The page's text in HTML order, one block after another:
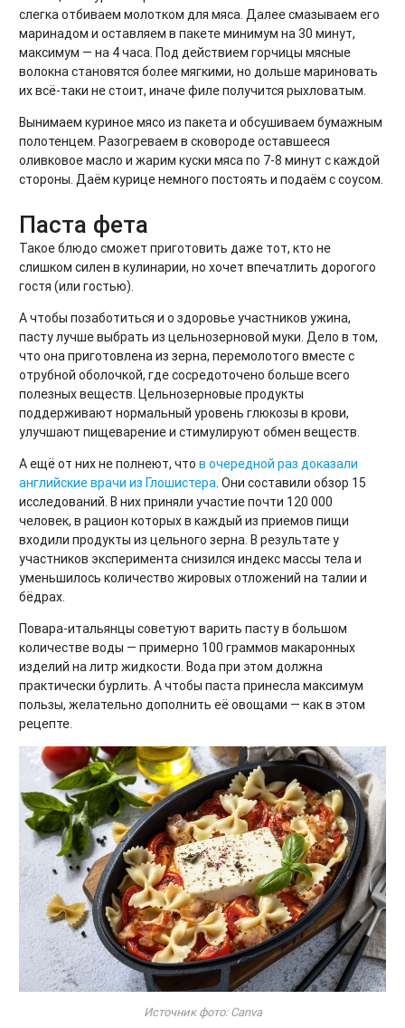
слегка отбиваем молотком для мяса. Далее смазываем его
маринадом и оставляем в пакете минимум на 30 минут,
максимум — на 4 часа. Под действием горчицы мясные
волокна становятся более мягкими, но дольше мариновать
их всё-таки не стоит, иначе филе получится рыхловатым.
Вынимаем куриное мясо из пакета и обсушиваем бумажным
полотенцем. Разогреваем в сковороде оставшееся
оливковое масло и жарим куски мяса по 7-8 минут с каждой
стороны. Даём курице немного постоять и подаём с соусом.
Паста фета
Такое блюдо сможет приготовить даже тот, кто не
слишком силен в кулинарии, но хочет впечатлить дорогого
гостя (или гостью).
А чтобы позаботиться и о здоровье участников ужина,
пасту лучше выбрать из цельнозерновой муки. Дело в том,
что она приготовлена из зерна, перемолотого вместе с
отрубной оболочкой, где сосредоточено больше всего
полезных веществ. Цельнозерновые продукты
поддерживают нормальный уровень глюкозы в крови,
улучшают пищеварение и стимулируют обмен веществ.
А ещё от них не полнеют, что в очередной раз доказали
английские врачи из Глошистера. Они составили обзор 15
исследований. В них приняли участие почти 120 000
человек, в рацион которых в каждый из приемов пищи
входили продукты из цельного зерна. В результате у
участников эксперимента снизился индекс массы тела и
уменьшилось количество жировых отложений на талии и
бёдрах.
Повара-итальянцы советуют варить пасту в большом
количестве воды — примерно 100 граммов макаронных
изделий на литр жидкости. Вода при этом должна
практически бурлить. А чтобы паста принесла максимум
пользы, желательно дополнить её овощами — как в этом
рецепте.
Источник фото: Canva